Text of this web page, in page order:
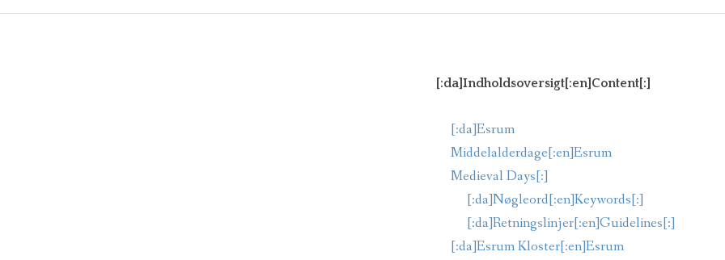
[:da]Indholdsoversigt[:en]Content[:]
[:da]Esrum
Middelalderdage[:en]Esrum
Medieval Days[:]
[:da]Nøgleord[:en]Keywords[:]
[:da]Retningslinjer[:en]Guidelines[:]
[:da]Esrum Kloster[:en]Esrum